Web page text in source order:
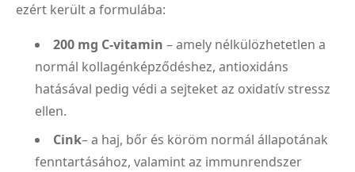
ezért került a formulába:
200 mg C-vitamin – amely nélkülözhetetlen a
normál kollagénképződéshez, antioxidáns
hatásával pedig védi a sejteket az oxidatív stressz
ellen.
Cink– a haj, bőr és köröm normál állapotának
fenntartásához, valamint az immunrendszer